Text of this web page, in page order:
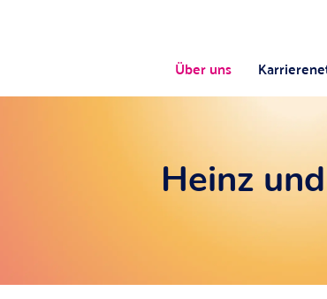
Über uns
Heinz